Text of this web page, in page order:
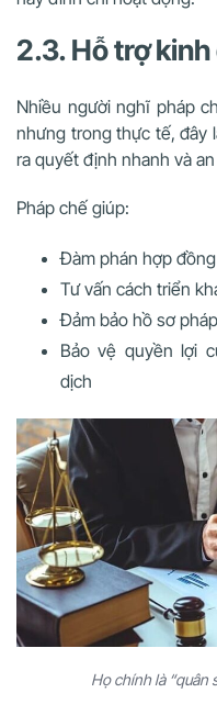
2.3. Hỗ trợ
Nhiều người nghĩ pháp
nhưng trong thực tế, đây
ra quyết định nhanh và
Pháp chế giúp:
Đàm phán hợp
Tư vấn cách triển
Đảm bảo hồ sơ
Bảo vệ quyền lợi
dịch
Họ chính là “quân